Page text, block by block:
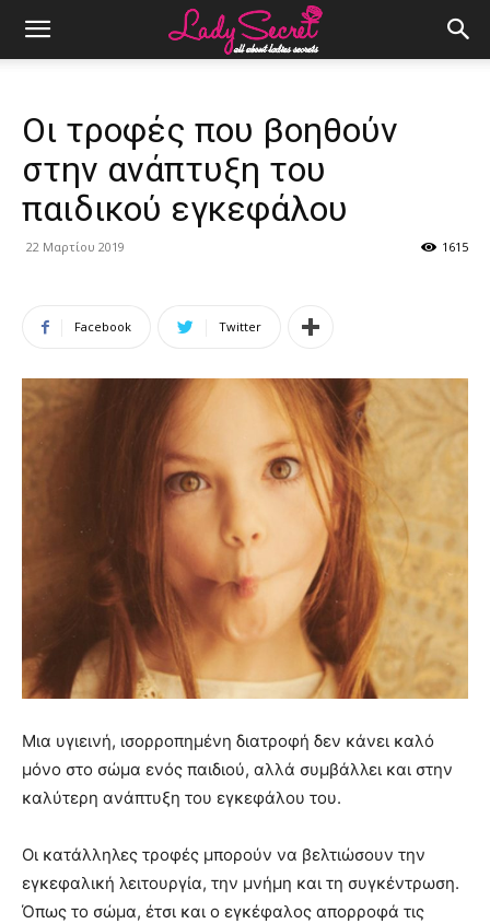
Οι τροφές που βοηθούν
στην ανάπτυξη του
παιδικού εγκεφάλου
22 Μαρτίου 2019 1615
Facebook Twitter
Μια υγιεινή, ισορροπημένη διατροφή δεν κάνει καλό
μόνο στο σώμα ενός παιδιού, αλλά συμβάλλει και στην
καλύτερη ανάπτυξη του εγκεφάλου του.
Οι κατάλληλες τροφές μπορούν να βελτιώσουν την
εγκεφαλική λειτουργία, την μνήμη και τη συγκέντρωση.
Όπως το σώμα, έτσι και ο εγκέφαλος απορροφά τις